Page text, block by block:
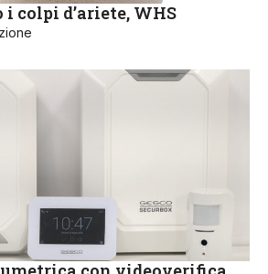
colpi d’ariete, WHS